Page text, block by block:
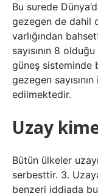
Bu surede
gezegen de dahil
varlığından
sayısının 8
güneş sisteminde
gezegen
edilmektedir.
Uzay
Bütün ülkeler
serbesttir. 3.
benzeri iddiada